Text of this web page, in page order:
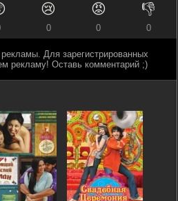
😢
0
😡
0
👎
0
Для зарегистрированных
рекламу! Оставь комментарий ;)